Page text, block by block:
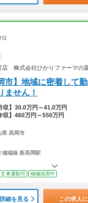
日
店 株式会社ひかりファーマの
市】地域に密着して
ません！
収】30.0万円～41.0万円
収】460万円～550万円
県 高岡市
城端線 新高岡駅
車通勤可 積極採用中
細を見る この求人